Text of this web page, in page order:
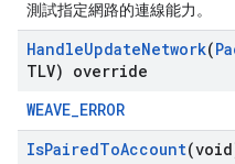
測試指定網路的連線能力。
HandleUpdateNetwork(
TLV) override
WEAVE_ERROR
IsPairedToAccount